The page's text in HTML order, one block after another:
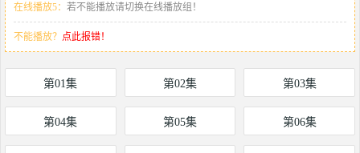
在线播放5： 若不能播放请切换在线播放组！
不能播放？ 点此报错！
第01集 第02集 第03集
第04集 第05集 第06集